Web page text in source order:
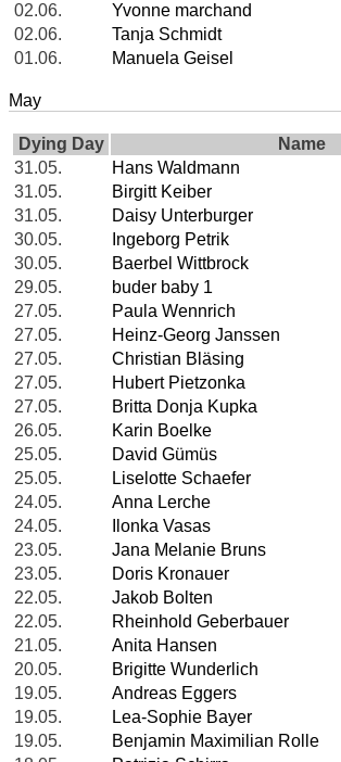
02.06.
Yvonne marchand
02.06.
Tanja Schmidt
01.06.
Manuela Geisel
May
Dying Day
Name
31.05.
Hans Waldmann
31.05.
Birgitt Keiber
31.05.
Daisy Unterburger
30.05.
Ingeborg Petrik
30.05.
Baerbel Wittbrock
29.05.
buder baby 1
27.05.
Paula Wennrich
27.05.
Heinz-Georg Janssen
27.05.
Christian Bläsing
27.05.
Hubert Pietzonka
27.05.
Britta Donja Kupka
26.05.
Karin Boelke
25.05.
David Gümüs
25.05.
Liselotte Schaefer
24.05.
Anna Lerche
24.05.
Ilonka Vasas
23.05.
Jana Melanie Bruns
23.05.
Doris Kronauer
22.05.
Jakob Bolten
22.05.
Rheinhold Geberbauer
21.05.
Anita Hansen
20.05.
Brigitte Wunderlich
19.05.
Andreas Eggers
19.05.
Lea-Sophie Bayer
19.05.
Benjamin Maximilian Rolle